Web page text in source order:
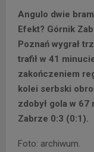
Angulo dwie
Efekt? Górnik
Poznań wygrał
trafił w 41
zakończeniem
kolei serbski
zdobył gola w
Zabrze 0:3 (0:1).
Foto: archiwum.